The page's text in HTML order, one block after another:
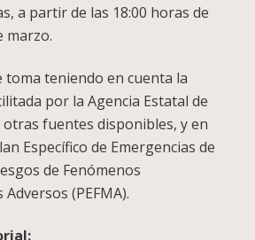
a partir de las 18:00 horas de
marzo.
toma teniendo en cuenta la
por la Agencia Estatal de
fuentes disponibles, y en
Específico de Emergencias de
de Fenómenos
(PEFMA).